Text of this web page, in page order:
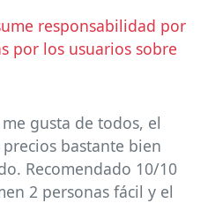
responsabilidad por
por los usuarios sobre
gusta de todos, el
bastante bien
Recomendado 10/10
2 personas fácil y el